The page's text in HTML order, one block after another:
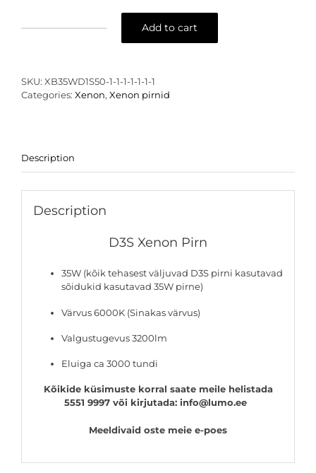
pirn
-
Add to cart
SKU: XB35WD1S50-1-1-1-1-1-1-1
Categories: Xenon, Xenon pirnid
Description
Description
D3S Xenon Pirn
35W (kõik tehasest väljuvad D3S pirni kasutavad
sõidukid kasutavad 35W pirne)
Värvus 6000K (Sinakas värvus)
Valgustugevus 3200lm
Eluiga ca 3000 tundi
Kõikide küsimuste korral saate meile helistada
5551 9997 või kirjutada: info@lumo.ee
Meeldivaid oste meie e-poes